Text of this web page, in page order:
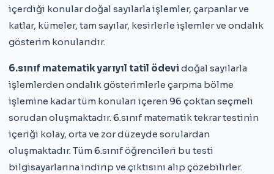
içerdiği konular doğal sayılarla işlemler, çarpanlar ve
katlar, kümeler, tam sayılar, kesirlerle işlemler ve ondalık
gösterim konularıdır.
6.sınıf matematik yarıyıl tatil ödevi doğal sayılarla
işlemlerden ondalık gösterimlerle çarpma bölme
işlemine kadar tüm konuları içeren 96 çoktan seçmeli
sorudan oluşmaktadır. 6.sınıf matematik tekrar testinin
içeriği kolay, orta ve zor düzeyde sorulardan
oluşmaktadır. Tüm 6.sınıf öğrencileri bu testi
bilgisayarlarına indirip ve çıktısını alıp çözebilirler.